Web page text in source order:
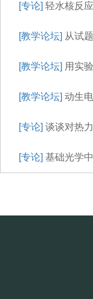
[专论] 轻水核反
[教学论坛] 从试
[教学论坛] 用实
[教学论坛] 动生
[专论] 谈谈对热
[专论] 基础光学